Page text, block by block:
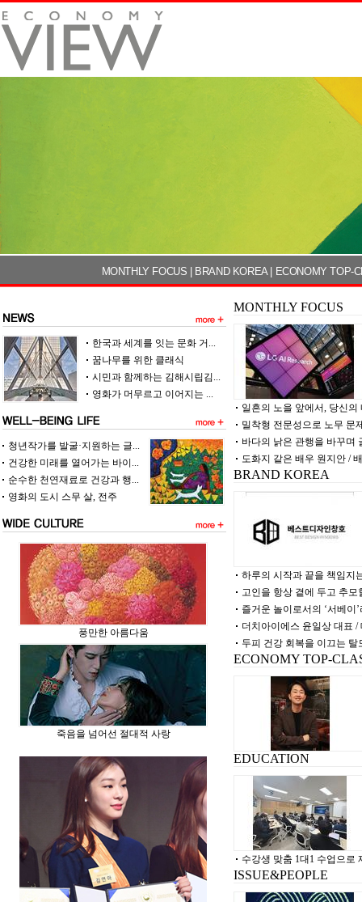
MONTHLY FOCUS BRAND KOREA| ECONOMY TOP-
한국과 세계를 잇는 문화 거...
꿈나무를 위한 클래식
시민과 함께하는 김해시립김...
영화가 머무르고 이어지는 ...
청년작가를 발굴·지원하는 글...
건강한 미래를 열어가는 바이...
순수한 천연재료로 건강과 행...
영화의 도시 스무 살, 전주
풍만한 아름다움
죽음을 넘어선 절대적 사랑
MONTHLY FOCUS
일흔의 노을 앞에서, 당신
밀착형 전문성으로 노무 문
바다의 낡은 관행을 바꾸며
도화지 같은 배우 원지안 /
BRAND KOREA
하루의 시작과 끝을 책임지
고인을 항상 곁에 두고 추
즐거운 놀이로서의 ‘서베이
더치아이에스 윤일상 대표 /
두피 건강 회복을 이끄는
ECONOMY TOP-
EDUCATION
수강생 맞춤 1대1 수업으로
ISSUE&PEOPLE